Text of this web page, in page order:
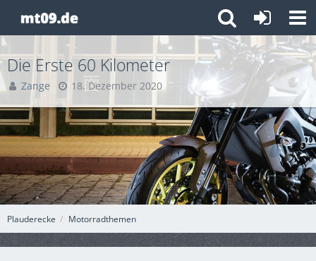
Plauderecke Motorradthemen
Die Erste 60 Kilometer
Zange 18. Dezember 2020